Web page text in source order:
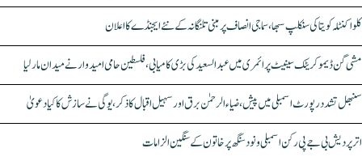
کلواکنٹلہ کویتا کی سنکلپ سبھا، سماجی انصاف پر مبنی تلنگانہ کے نئے ایجنڈے کا اعلان
مشی گن ڈیموکریٹک سینیٹ پرائمری میں عبدالسعید کی بڑی کامیابی، فلسطین حامی امیدوار نے میدان مار لیا
سنبھل تشدد رپورٹ اسمبلی میں پیش، ضیاء الرحمٰن برق اور سہیل اقبال کا ذکر، یوگی نے سازش کا کیا دعویٰ
اتر پردیش بی جے پی رکن اسمبلی ونود سنگھ پر خاتون کے سنگین الزامات